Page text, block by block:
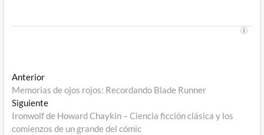
Navegación
de
entradas
AnteriorEntrada
anterior:
Memorias de ojos rojos: Recordando Blade Runner
SiguienteEntrada
siguiente:
Ironwolf de Howard Chaykin – Ciencia ficción clásica y los
comienzos de un grande del cómic